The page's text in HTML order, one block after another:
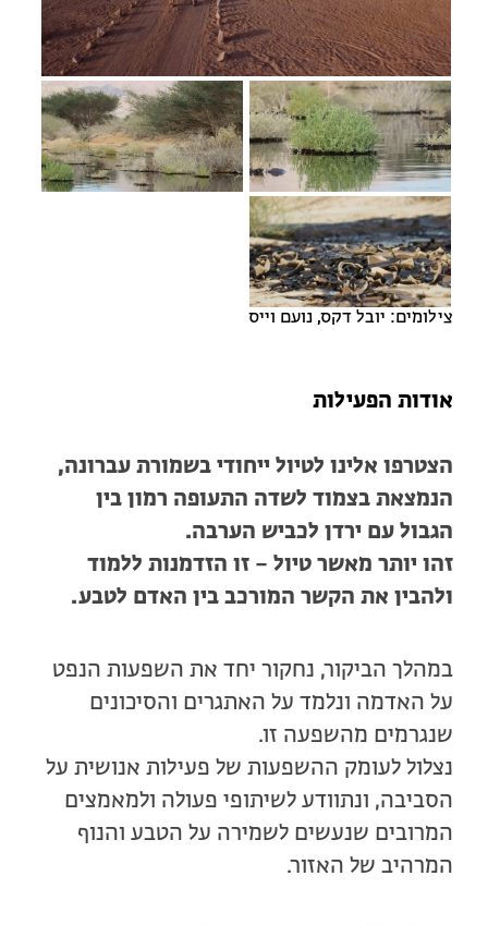
מחנות קיץ
מחנות קיץ
חופשות בבתי ספר שדה
ארץ אהבתי – קבוצות טיולים למבוגרים
צילומים: יובל דקס, נועם וייס
אודות הפעילות
הצטרפו אלינו לטיול ייחודי בשמורת עברונה,
הנמצאת בצמוד לשדה התעופה רמון בין
הגבול עם ירדן לכביש הערבה.
זהו יותר מאשר טיול – זו הזדמנות ללמוד
ולהבין את הקשר המורכב בין האדם לטבע.
במהלך הביקור, נחקור יחד את השפעות הנפט
על האדמה ונלמד על האתגרים והסיכונים
שנגרמים מהשפעה זו.
נצלול לעומק ההשפעות של פעילות אנושית על
הסביבה, ונתוודע לשיתופי פעולה ולמאמצים
המרובים שנעשים לשמירה על הטבע והנוף
המרהיב של האזור.